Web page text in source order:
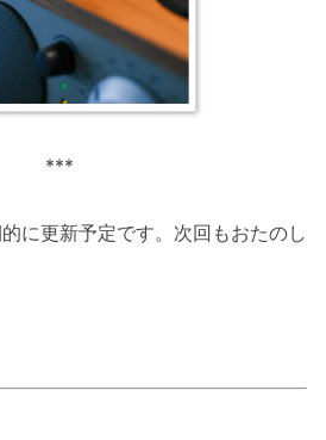
***
に更新予定です。次回もおたのし